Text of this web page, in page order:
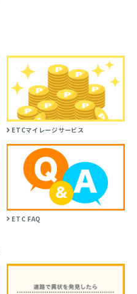
ETCマイレージサービス
ETC FAQ